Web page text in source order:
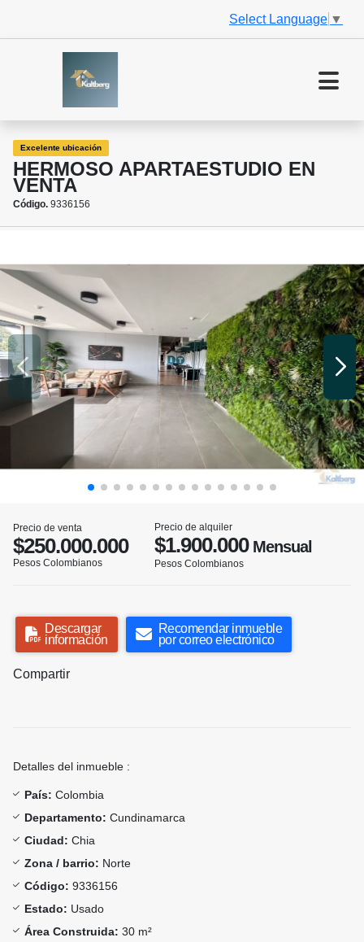
Select Language ▼
Excelente ubicación
HERMOSO APARTAESTUDIO EN
VENTA
Código. 9336156
Precio de venta
$250.000.000
Pesos Colombianos
Precio de alquiler
$1.900.000Mensual
Pesos Colombianos
Descargar
información
Recomendar inmueble
por correo electrónico
Compartir
Detalles del inmueble :
País: Colombia
Departamento: Cundinamarca
Ciudad: Chia
Zona / barrio: Norte
Código: 9336156
Estado: Usado
Área Construida: 30 m²